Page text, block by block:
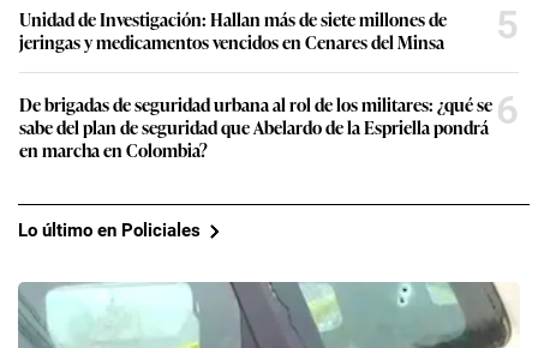
Unidad de Investigación: Hallan más de siete millones de
jeringas y medicamentos vencidos en Cenares del Minsa
5
De brigadas de seguridad urbana al rol de los militares: ¿qué se
sabe del plan de seguridad que Abelardo de la Espriella pondrá
en marcha en Colombia?
6
Lo último en Policiales